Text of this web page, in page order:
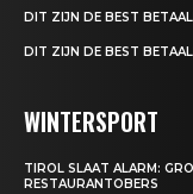
DIT ZIJN DE BEST
DIT ZIJN DE BEST
WINTERSPORT
TIROL SLAAT ALARM:
RESTAURANTOBERS